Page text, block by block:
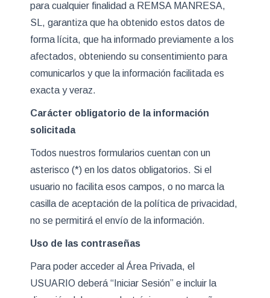
para cualquier finalidad a REMSA MANRESA,
SL, garantiza que ha obtenido estos datos de
forma lícita, que ha informado previamente a los
afectados, obteniendo su consentimiento para
comunicarlos y que la información facilitada es
exacta y veraz.
Carácter obligatorio de la información
solicitada
Todos nuestros formularios cuentan con un
asterisco (*) en los datos obligatorios. Si el
usuario no facilita esos campos, o no marca la
casilla de aceptación de la política de privacidad,
no se permitirá el envío de la información.
Uso de las contraseñas
Para poder acceder al Área Privada, el
USUARIO deberá “Iniciar Sesión” e incluir la